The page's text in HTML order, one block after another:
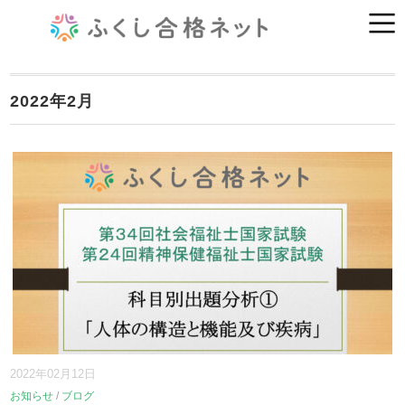
2022年2月
2022年02月12日
お知らせ / ブログ